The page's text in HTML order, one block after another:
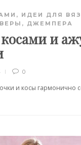
, ИДЕИ ДЛЯ
ДЖЕМПЕРА
косами и
0
и косы гармонично